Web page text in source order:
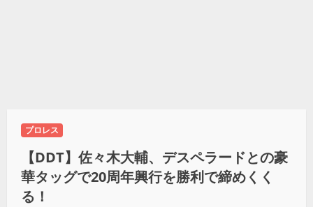
プロレス
【DDT】佐々木大輔、デスペラードとの豪
華タッグで20周年興行を勝利で締めくく
る！